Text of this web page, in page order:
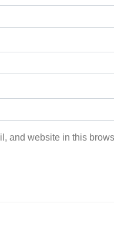
and website in this